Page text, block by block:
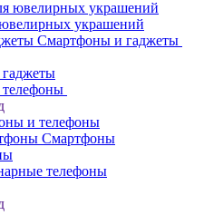
украшений
Смартфоны и гаджеты
и телефоны
Смартфоны
телефоны